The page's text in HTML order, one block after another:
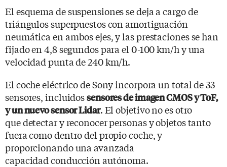
El esquema de suspensiones se deja a cargo de
triángulos superpuestos con amortiguación
neumática en ambos ejes, y las prestaciones se han
fijado en 4,8 segundos para el 0-100 km/h y una
velocidad punta de 240 km/h.
El coche eléctrico de Sony incorpora un total de 33
sensores, incluidossensores de imagen CMOS y ToF,
y un nuevo sensor Lidar. El objetivo no es otro
que detectar y reconocer personas y objetos tanto
fuera como dentro del propio coche, y
proporcionando una avanzada
capacidad conducción autónoma.